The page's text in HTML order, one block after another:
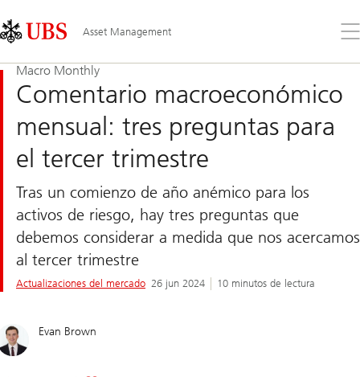
Links
Area
Asset Management
el
Macro Monthly
Comentario macroeconómico
mensual: tres preguntas para
el tercer trimestre
Tras un comienzo de año anémico para los
activos de riesgo, hay tres preguntas que
debemos considerar a medida que nos acercamos
al tercer trimestre
Actualizaciones del mercado 26 jun 2024 10 minutos de lectura
Evan Brown